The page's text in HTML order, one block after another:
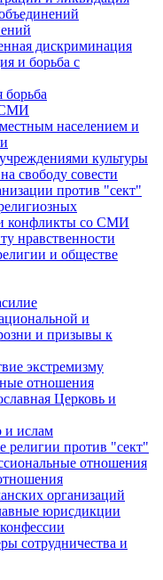
дискриминация
и борьба с
борьба
СМИ
населением и
культуры
свободу совести
против "сект"
конфликты со СМИ
нравственности
и обществе
и
и призывы к
экстремизму
отношения
Церковь и
и ислам
религии против "сект"
отношения
организаций
юрисдикции
сотрудничества и